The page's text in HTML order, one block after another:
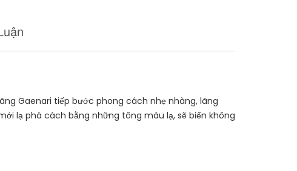
Gaenari tiếp bước phong cách nhẹ nhàng, lãng
lạ phá cách bằng những tông màu lạ, sẽ biến không